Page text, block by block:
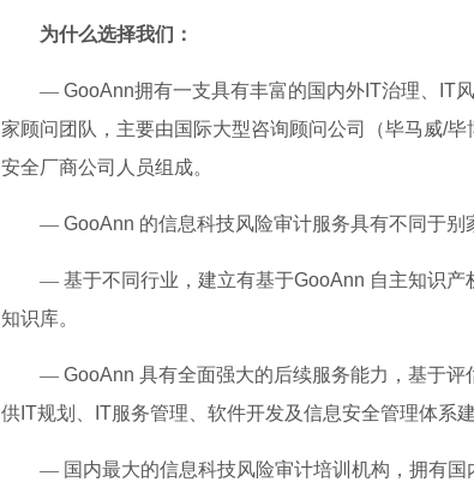
为什么选择我们：
— GooAnn拥有一支具有丰富的国内外IT治理、IT
家顾问团队，主要由国际大型咨询顾问公司（毕马威/
安全厂商公司人员组成。
— GooAnn 的信息科技风险审计服务具有不同于别
— 基于不同行业，建立有基于GooAnn 自主知识
知识库。
— GooAnn 具有全面强大的后续服务能力，基于
供IT规划、IT服务管理、软件开发及信息安全管理体系建
— 国内最大的信息科技风险审计培训机构，拥有国